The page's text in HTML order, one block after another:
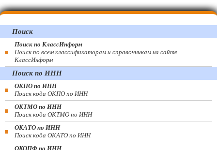
Поиск
Поиск по КлассИнформ
Поиск по всем классификаторам и справочникам на сайте
КлассИнформ
Поиск по ИНН
ОКПО по ИНН
Поиск кода ОКПО по ИНН
ОКТМО по ИНН
Поиск кода ОКТМО по ИНН
ОКАТО по ИНН
Поиск кода ОКАТО по ИНН
ОКОПФ по ИНН